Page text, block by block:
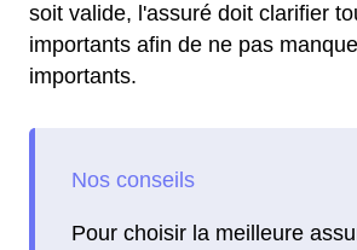
soit valide, l'assuré doit clarifier
importants afin de ne pas
importants.
Pour choisir la meilleure